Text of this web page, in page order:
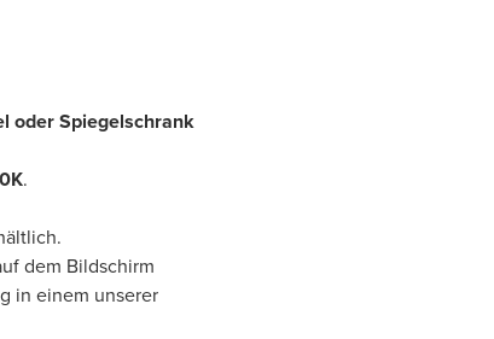
oder Spiegelschrank
.
dem Bildschirm
in einem unserer